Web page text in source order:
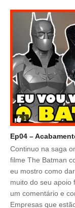
1
Ep04 –
Continuo na saga
filme The Batman
eu mostro como
muito do seu apoio
um comentário e
Empresas que